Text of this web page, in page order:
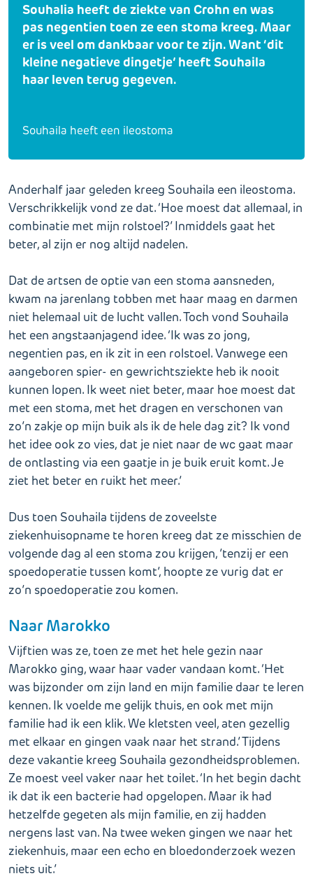
Souhalia heeft de ziekte van Crohn en was
pas negentien toen ze een stoma kreeg. Maar
er is veel om dankbaar voor te zijn. Want ‘dit
kleine negatieve dingetje’ heeft Souhaila
haar leven terug gegeven.
Souhaila heeft een ileostoma
Anderhalf jaar geleden kreeg Souhaila een ileostoma.
Verschrikkelijk vond ze dat. ‘Hoe moest dat allemaal, in
combinatie met mijn rolstoel?’ Inmiddels gaat het
beter, al zijn er nog altijd nadelen.
Dat de artsen de optie van een stoma aansneden,
kwam na jarenlang tobben met haar maag en darmen
niet helemaal uit de lucht vallen. Toch vond Souhaila
het een angstaanjagend idee. ‘Ik was zo jong,
negentien pas, en ik zit in een rolstoel. Vanwege een
aangeboren spier- en gewrichtsziekte heb ik nooit
kunnen lopen. Ik weet niet beter, maar hoe moest dat
met een stoma, met het dragen en verschonen van
zo’n zakje op mijn buik als ik de hele dag zit? Ik vond
het idee ook zo vies, dat je niet naar de wc gaat maar
de ontlasting via een gaatje in je buik eruit komt. Je
ziet het beter en ruikt het meer.’
Dus toen Souhaila tijdens de zoveelste
ziekenhuisopname te horen kreeg dat ze misschien de
volgende dag al een stoma zou krijgen, ’tenzij er een
spoedoperatie tussen komt’, hoopte ze vurig dat er
zo’n spoedoperatie zou komen.
Naar Marokko
Vijftien was ze, toen ze met het hele gezin naar
Marokko ging, waar haar vader vandaan komt. ‘Het
was bijzonder om zijn land en mijn familie daar te leren
kennen. Ik voelde me gelijk thuis, en ook met mijn
familie had ik een klik. We kletsten veel, aten gezellig
met elkaar en gingen vaak naar het strand.’ Tijdens
deze vakantie kreeg Souhaila gezondheidsproblemen.
Ze moest veel vaker naar het toilet. ‘In het begin dacht
ik dat ik een bacterie had opgelopen. Maar ik had
hetzelfde gegeten als mijn familie, en zij hadden
nergens last van. Na twee weken gingen we naar het
ziekenhuis, maar een echo en bloedonderzoek wezen
niets uit.’